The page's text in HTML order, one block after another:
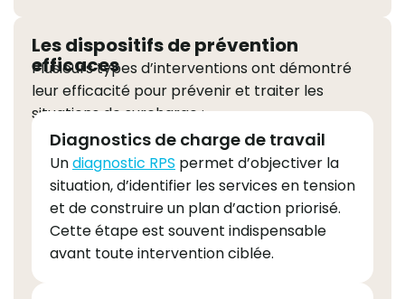
Les dispositifs de prévention
efficaces
Plusieurs types d’interventions ont démontré
leur efficacité pour prévenir et traiter les
situations de surcharge :
Diagnostics de charge de travail
Undiagnostic RPS permet d’objectiver la
situation, d’identifier les services en tension
et de construire un plan d’action priorisé.
Cette étape est souvent indispensable
avant toute intervention ciblée.